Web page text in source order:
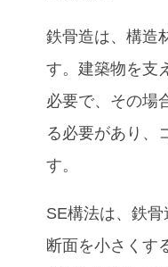
鉄骨造は、構造
す。建築物を支
必要で、その場
る必要があり、
す。
SE構法は、鉄
断面を小さくす